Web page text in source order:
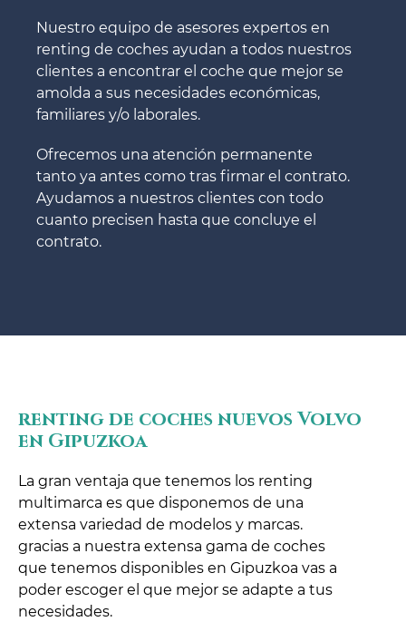
Nuestro equipo de asesores expertos en
renting de coches ayudan a todos nuestros
clientes a encontrar el coche que mejor se
amolda a sus necesidades económicas,
familiares y/o laborales.
Ofrecemos una atención permanente
tanto ya antes como tras firmar el contrato.
Ayudamos a nuestros clientes con todo
cuanto precisen hasta que concluye el
contrato.
renting de coches nuevos Volvo
en Gipuzkoa
La gran ventaja que tenemos los renting
multimarca es que disponemos de una
extensa variedad de modelos y marcas.
gracias a nuestra extensa gama de coches
que tenemos disponibles en Gipuzkoa vas a
poder escoger el que mejor se adapte a tus
necesidades.